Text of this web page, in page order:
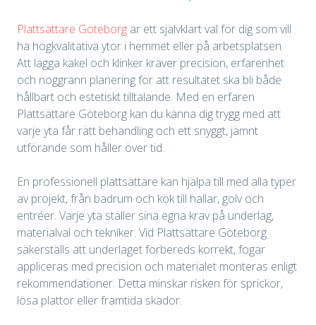
Plattsättare Göteborg är ett självklart val för dig som vill
ha högkvalitativa ytor i hemmet eller på arbetsplatsen.
Att lägga kakel och klinker kräver precision, erfarenhet
och noggrann planering för att resultatet ska bli både
hållbart och estetiskt tilltalande. Med en erfaren
Plattsättare Göteborg kan du känna dig trygg med att
varje yta får rätt behandling och ett snyggt, jämnt
utförande som håller över tid.
En professionell plattsättare kan hjälpa till med alla typer
av projekt, från badrum och kök till hallar, golv och
entréer. Varje yta ställer sina egna krav på underlag,
materialval och tekniker. Vid Plattsättare Göteborg
säkerställs att underlaget förbereds korrekt, fogar
appliceras med precision och materialet monteras enligt
rekommendationer. Detta minskar risken för sprickor,
lösa plattor eller framtida skador.